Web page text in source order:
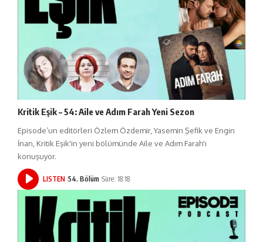
Kritik Eşik – 54: Aile ve Adım Farah Yeni Sezon
Episode’un editörleri Özlem Özdemir, Yasemin Şefik ve Engin
İnan, Kritik Eşik'in yeni bölümünde Aile ve Adım Farah'ı
konuşuyor.
LISTEN 54. Bölüm Süre: 18:18